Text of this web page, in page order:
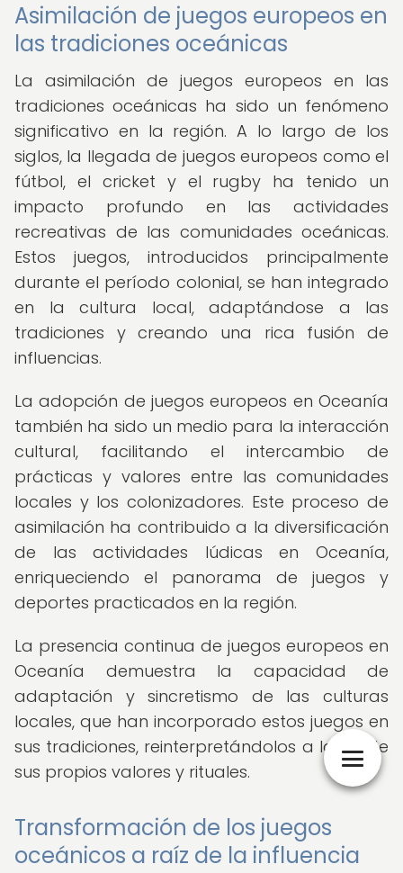
Asimilación de juegos europeos en
las tradiciones oceánicas
La asimilación de juegos europeos en las
tradiciones oceánicas ha sido un fenómeno
significativo en la región. A lo largo de los
siglos, la llegada de juegos europeos como el
fútbol, el cricket y el rugby ha tenido un
impacto profundo en las actividades
recreativas de las comunidades oceánicas.
Estos juegos, introducidos principalmente
durante el período colonial, se han integrado
en la cultura local, adaptándose a las
tradiciones y creando una rica fusión de
influencias.
La adopción de juegos europeos en Oceanía
también ha sido un medio para la interacción
cultural, facilitando el intercambio de
prácticas y valores entre las comunidades
locales y los colonizadores. Este proceso de
asimilación ha contribuido a la diversificación
de las actividades lúdicas en Oceanía,
enriqueciendo el panorama de juegos y
deportes practicados en la región.
La presencia continua de juegos europeos en
Oceanía demuestra la capacidad de
adaptación y sincretismo de las culturas
locales, que han incorporado estos juegos en
sus tradiciones, reinterpretándolos a la luz de
sus propios valores y rituales.
Transformación de los juegos
oceánicos a raíz de la influencia